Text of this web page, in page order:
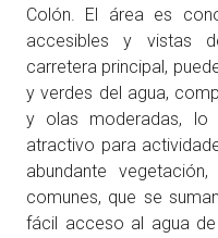
Colón. El área es
accesibles y vistas
carretera principal,
y verdes del agua,
y olas moderadas, lo
atractivo para
abundante
comunes, que se
fácil acceso al agua